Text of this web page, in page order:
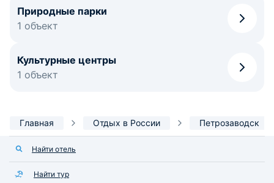
Природные парки
1 объект
Культурные центры
1 объект
Главная Отдых в России Петрозаводск
Найти отель
Найти тур